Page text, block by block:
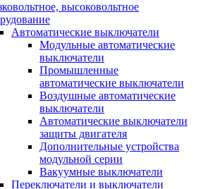
высоковольтное
Автоматические выключатели
Модульные автоматические
выключатели
Промышленные
автоматические выключатели
Воздушные автоматические
выключатели
Автоматические выключатели
защиты двигателя
Дополнительные устройства
модульной серии
Вакуумные выключатели
Переключатели и выключатели